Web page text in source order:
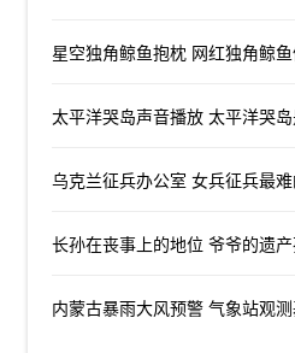
星空独角鲸鱼抱枕 网红独角鲸
太平洋哭岛声音播放 太平洋哭
乌克兰征兵办公室 女兵征兵最
长孙在丧事上的地位 爷爷的遗
内蒙古暴雨大风预警 气象站观